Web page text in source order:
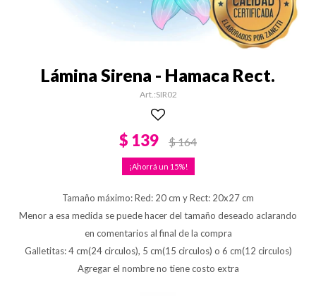
Lámina Sirena - Hamaca Rect.
SIR02
$ 139 $164
15
Tamaño máximo: Red: 20 cm y Rect: 20x27 cm
Menor a esa medida se puede hacer del tamaño deseado aclarando
en comentarios al final de la compra
Galletitas: 4 cm(24 circulos), 5 cm(15 circulos) o 6 cm(12 circulos)
Agregar el nombre no tiene costo extra